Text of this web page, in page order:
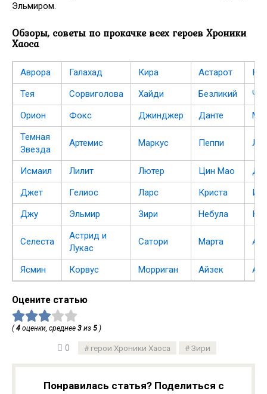
Эльмиром.
Обзоры, советы по прокачке всех героев Хроники
Хаоса
Аврора Галахад Кира Астарот
Кай
Тея
Сорвиголова Хайди Безликий
Орион
Фокс Джинджер Данте
Темная
Звезда
Артемис Маркус Пеппи
Исмаил Лилит Лютер Цин Мао
Джет
Гелиос Ларс Криста
Джу
Эльмир Зири Небула
Селеста
Астрид и
Лукас
Сатори Марта
Ясмин Корвус Морриган Айзек
Оцените статью
( 4 оценки, среднее 3 из 5 )
0 герои Хроники Хаоса Зири
Понравилась статья? Поделиться с